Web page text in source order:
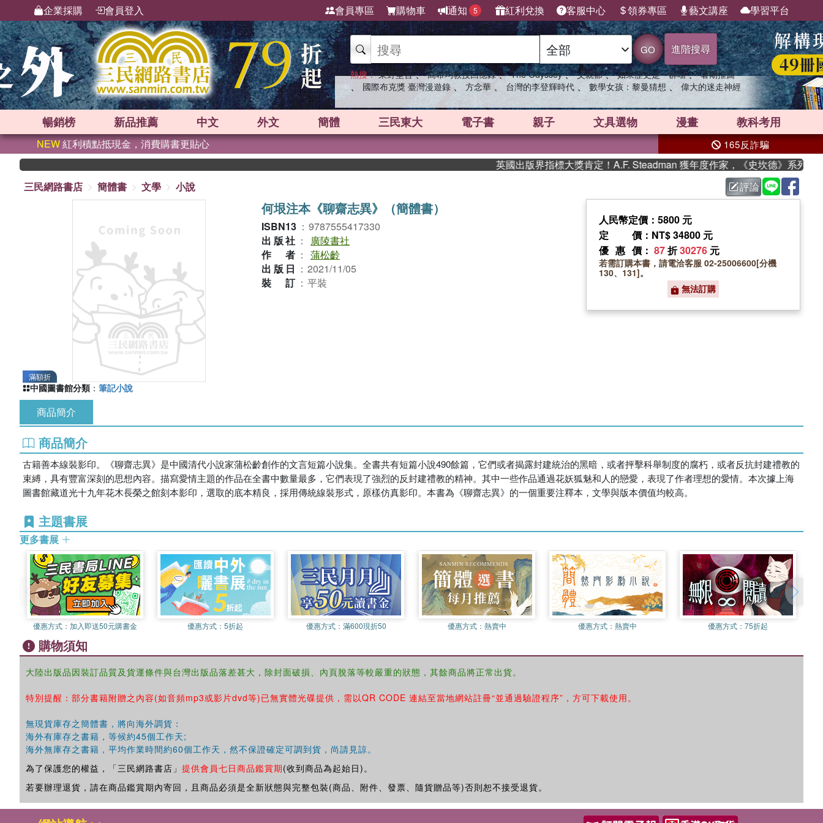
企業採購 會員登入 會員專區 購物車 通知 5 紅利兌換 客服中心 領券專區 藝文講座 學習平台
GO 進階搜尋
熱搜： 東野圭吾 、 高希均教授回憶錄 、 The Odyssey 、 父親節 、 如果歷史是一群喵 、 暑期推薦
、 國際布克獎 臺灣漫遊錄 、 方念華 、 台灣的李登輝時代 、 數學女孩：黎曼猜想 、 偉大的迷走神經
暢銷榜 新品推薦 中文 外文 簡體 三民東大 電子書 親子 文具選物 漫畫 教科考用
NEW紅利積點抵現金，消費購書更貼心 165反詐騙
英國出版界指標大獎肯定！A.F. Steadman 獲年度作家，《史坎德》系列帶你踏
三民網路書店
簡體書 文學 小說 評論
滿額折
何垠注本《聊齋志異》（簡體書）
ISBN13 ： 9787555417330
出版社 ：
廣陵書社
作者 ： 蒲松齡
出版日 ： 2021/11/05
裝訂 ： 平裝
人民幣定價：5800 元
定價 ：NT$ 34800 元
優惠價 ： 87折30276 元
若需訂購本書，請電洽客服 02-25006600[分機
130、131]。
無法訂購
中國圖書館分類 ： 筆記小說
商品簡介
商品簡介
古籍善本線裝影印。《聊齋志異》是中國清代小說家蒲松齡創作的文言短篇小說集。全書共有短篇小說490餘篇，它們或者揭露封建統治的黑暗，或者抨擊科舉制度的腐朽，或者反抗封建禮教的
束縛，具有豐富深刻的思想內容。描寫愛情主題的作品在全書中數量最多，它們表現了強烈的反封建禮教的精神。其中一些作品通過花妖狐魅和人的戀愛，表現了作者理想的愛情。本次據上海
圖書館藏道光十九年花木長榮之館刻本影印，選取的底本精良，採用傳統線裝形式，原樣仿真影印。本書為《聊齋志異》的一個重要注釋本，文學與版本價值均較高。
主題書展
更多書展
優惠方式： 加入即送50元購書金 優惠方式：5折起 優惠方式： 滿600現折50 優惠方式： 熱賣中 優惠方式： 熱賣中 優惠方式：75折起
購物須知
大陸出版品因裝訂品質及貨運條件與台灣出版品落差甚大，除封面破損、內頁脫落等較嚴重的狀態，其餘商品將正常出貨。
特別提醒：部分書籍附贈之內容(如音頻mp3或影片dvd等)已無實體光碟提供，需以QR CODE 連結至當地網站註冊“並通過驗證程序”，方可下載使用。
無現貨庫存之簡體書，將向海外調貨：
海外有庫存之書籍，等候約45個工作天;
海外無庫存之書籍，平均作業時間約60個工作天，然不保證確定可調到貨，尚請見諒。
為了保護您的權益，「三民網路書店」 提供會員七日商品鑑賞期(收到商品為起始日)。
若要辦理退貨，請在商品鑑賞期內寄回，且商品必須是全新狀態與完整包裝(商品、附件、發票、隨貨贈品等)否則恕不接受退貨。